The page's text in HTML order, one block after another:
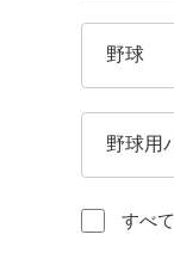
すべて